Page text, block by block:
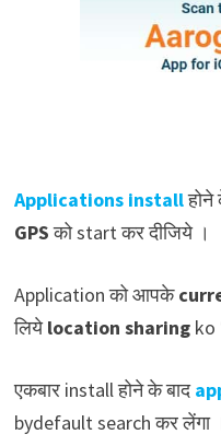
Applications install
GPSको start कर दीजिये ।
Application को आपके
लियेlocation sharingko
एकबार install होने के बाद
bydefault search कर लेंगा